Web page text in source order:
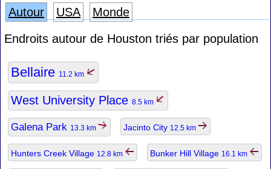
Autour USA
Monde
Endroits autour de Houston triés par population
Bellaire 11.2 km
West University Place 8.5 km
Galena Park 13.3 km Jacinto City 12.5 km
Hunters Creek Village 12.8 km Bunker Hill Village 16.1 km